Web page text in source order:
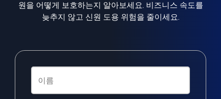
원을 어떻게 보호하는지 알아보세요. 비즈니스 속도를
늦추지 않고 신원 도용 위험을 줄이세요.